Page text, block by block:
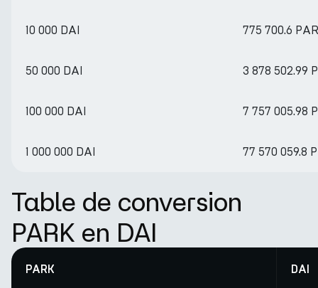
10 000 DAI 775 700.6
50 000 DAI 3 878 502.99
100 000 DAI 7 757 005.98
1 000 000 DAI 77 570 059.8
Table de conversion
PARK en DAI
PARK DAI